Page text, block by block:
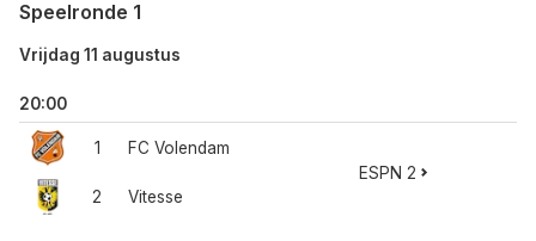
Speelronde 1
Vrijdag 11 augustus
20:00
1
2
FC Volendam
Vitesse
ESPN 2